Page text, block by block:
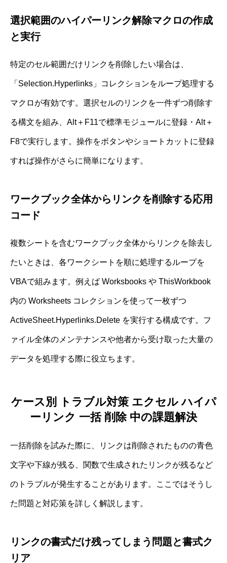
選択範囲のハイパーリンク解除マクロの作成
と実行
特定のセル範囲だけリンクを削除したい場合は、
「Selection.Hyperlinks」コレクションをループ処理する
マクロが有効です。選択セルのリンクを一件ずつ削除す
る構文を組み、Alt＋F11で標準モジュールに登録・Alt＋
F8で実行します。操作をボタンやショートカットに登録
すれば操作がさらに簡単になります。
ワークブック全体からリンクを削除する応用
コード
複数シートを含むワークブック全体からリンクを除去し
たいときは、各ワークシートを順に処理するループを
VBAで組みます。例えば Worksbooks や ThisWorkbook
内の Worksheets コレクションを使って一枚ずつ
ActiveSheet.Hyperlinks.Delete を実行する構成です。フ
ァイル全体のメンテナンスや他者から受け取った大量の
データを処理する際に役立ちます。
ケース別 トラブル対策 エクセル ハイパ
ーリンク 一括 削除 中の課題解決
一括削除を試みた際に、リンクは削除されたものの青色
文字や下線が残る、関数で生成されたリンクが残るなど
のトラブルが発生することがあります。ここではそうし
た問題と対応策を詳しく解説します。
リンクの書式だけ残ってしまう問題と書式ク
リア